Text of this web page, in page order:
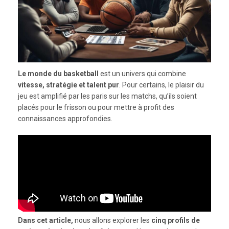
Le monde du basketball
est un univers qui combine
vitesse, stratégie et talent pur . Pour certains, le plaisir du
jeu est amplifié par les paris sur les matchs, qu’ils soient
placés pour le frisson ou pour mettre à profit des
connaissances approfondies.
Dans cet article, nous allons explorer les cinq profils de